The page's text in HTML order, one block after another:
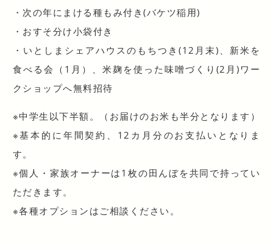
・次の年にまける種もみ付き(バケツ稲用)
・おすそ分け小袋付き
・いとしまシェアハウスのもちつき(12月末)、新米を
食べる会（1月）、米麹を使った味噌づくり(2月)ワー
クショップへ無料招待
※中学生以下半額。（お届けのお米も半分となります）
※基本的に年間契約、12カ月分のお支払いとなりま
す。
※個人・家族オーナーは1枚の田んぼを共同で持ってい
ただきます。
※各種オプションはご相談ください。